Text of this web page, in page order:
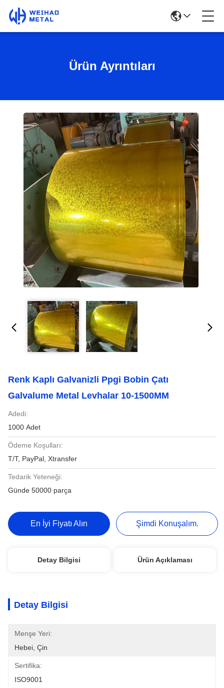
Ürün Ayrıntıları
Renk Kaplı Galvanizli Ppgi Bobin Çatı
Galvalume Metal Levhalar 10-1500MM
Adedi:
1000 Adet
Ödeme Koşulları:
T/T, PayPal, Xtransfer
Tedarik Yeteneği:
Günde 50000 parça
En İyi Fiyatı Alın Şimdi Konuşalım.
Detay Bilgisi Ürün Açıklaması
Detay Bilgisi
Menşe Yeri:
Hebei, Çin
Sertifika:
ISO9001